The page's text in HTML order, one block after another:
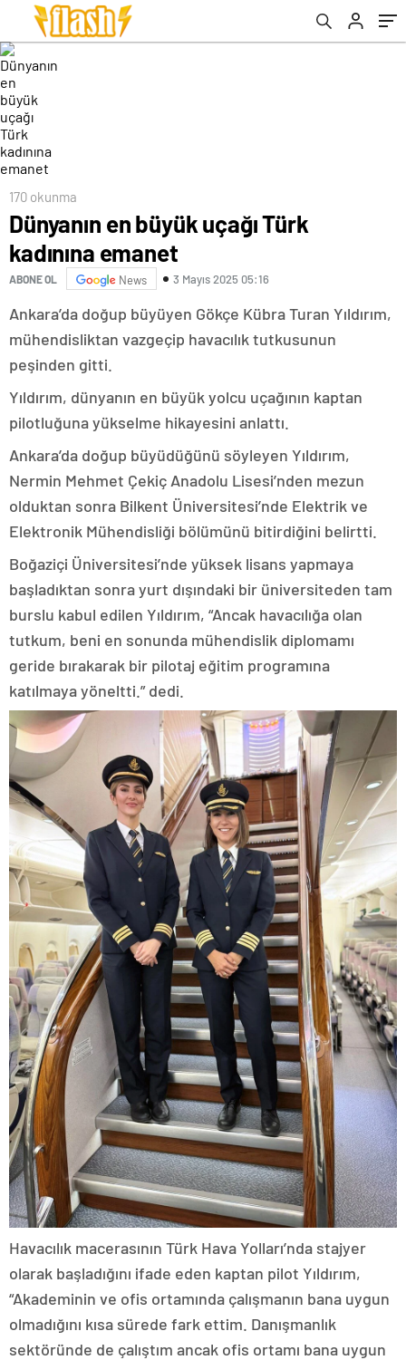
170 okunma
Dünyanın en büyük uçağı Türk
kadınına emanet
ABONE OL News 3 Mayıs 2025 05:16
Ankara’da doğup büyüyen Gökçe Kübra Turan Yıldırım,
mühendisliktan vazgeçip havacılık tutkusunun
peşinden gitti.
Yıldırım, dünyanın en büyük yolcu uçağının kaptan
pilotluğuna yükselme hikayesini anlattı.
Ankara’da doğup büyüdüğünü söyleyen Yıldırım,
Nermin Mehmet Çekiç Anadolu Lisesi’nden mezun
olduktan sonra Bilkent Üniversitesi’nde Elektrik ve
Elektronik Mühendisliği bölümünü bitirdiğini belirtti.
Boğaziçi Üniversitesi’nde yüksek lisans yapmaya
başladıktan sonra yurt dışındaki bir üniversiteden tam
burslu kabul edilen Yıldırım, “Ancak havacılığa olan
tutkum, beni en sonunda mühendislik diplomamı
geride bırakarak bir pilotaj eğitim programına
katılmaya yöneltti.” dedi.
Havacılık macerasının Türk Hava Yolları’nda stajyer
olarak başladığını ifade eden kaptan pilot Yıldırım,
“Akademinin ve ofis ortamında çalışmanın bana uygun
olmadığını kısa sürede fark ettim. Danışmanlık
sektöründe de çalıştım ancak ofis ortamı bana uygun